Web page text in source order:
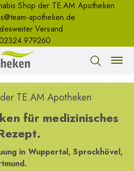
Shop der TE.AM Apotheken
apotheken.de
Versand
979260
TE.AM Apotheken
für medizinisches
in Wuppertal, Sprockhövel,